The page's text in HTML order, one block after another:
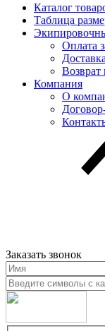
Каталог
Таблица
Оплата
Возврат
Компания
О
Заказать звонок